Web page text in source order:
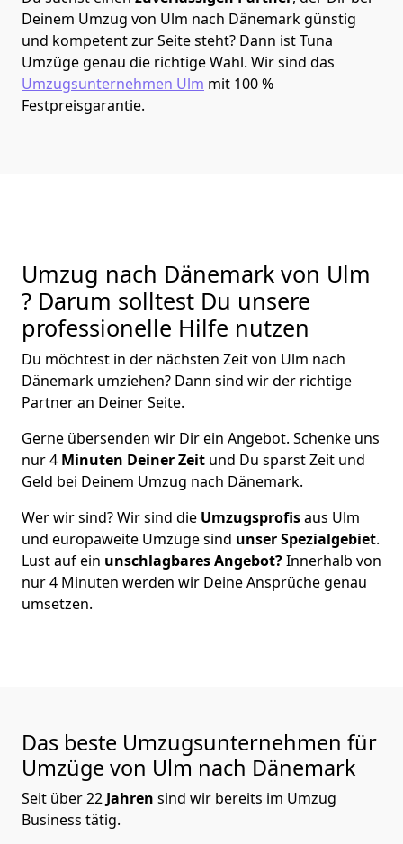
Deinem Umzug von Ulm nach Dänemark günstig
und kompetent zur Seite steht? Dann istTuna
Umzügegenau die richtige Wahl. Wir sind das
Umzugsunternehmen Ulm mit 100 %
Festpreisgarantie.
Umzug nach Dänemark von Ulm
? Darum solltest Du unsere
professionelle Hilfe nutzen
Du möchtest in der nächsten Zeit von Ulm nach
Dänemark umziehen? Dann sind wir der richtige
Partner an Deiner Seite.
Gerne übersenden wir Dir ein Angebot. Schenke uns
nur4 Minuten Deiner Zeit und Du sparst Zeit und
Geld bei Deinem Umzug nach Dänemark.
Wer wir sind? Wir sind die Umzugsprofisaus Ulm
und europaweite Umzüge sind unser Spezialgebiet.
Lust auf ein unschlagbares Angebot?Innerhalb von
nur4 Minuten werden wir Deine Ansprüche genau
umsetzen.
Das beste Umzugsunternehmen für
Umzüge von Ulm nach Dänemark
Seit über22 Jahren sind wir bereits im Umzug
Business tätig.